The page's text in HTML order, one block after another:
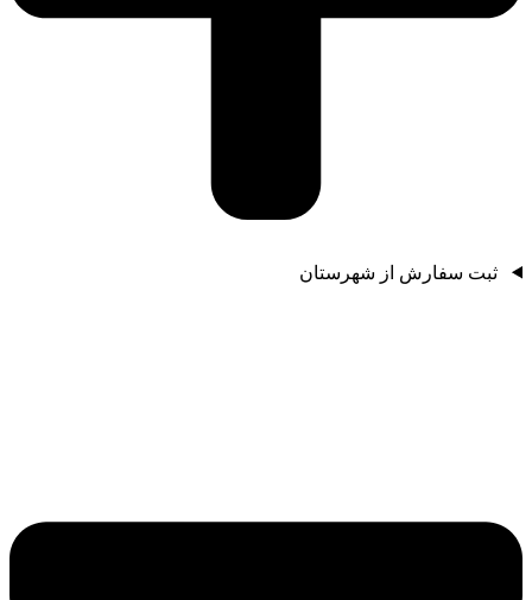
ثبت سفارش از شهرستان